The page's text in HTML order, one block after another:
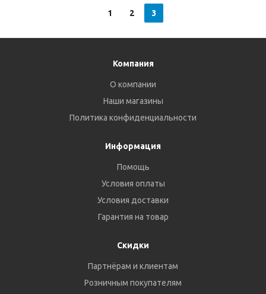
1 2 3
Компания
О компании
Наши магазины
Политика конфиденциальности
Информация
Помощь
Условия оплаты
Условия доставки
Гарантия на товар
Скидки
Партнёрам и клиентам
Розничным покупателям